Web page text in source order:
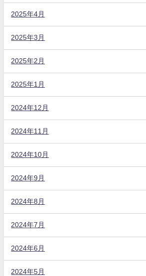
2025年4月
2025年3月
2025年2月
2025年1月
2024年12月
2024年11月
2024年10月
2024年9月
2024年8月
2024年7月
2024年6月
2024年5月